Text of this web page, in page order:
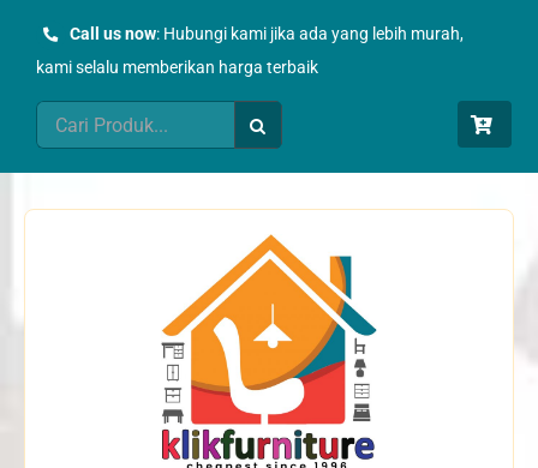
Call us now: Hubungi kami jika ada yang lebih murah,
kami selalu memberikan harga terbaik
Search
for: